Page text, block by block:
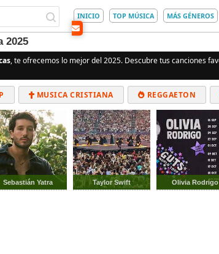
INICIO TOP MÚSICA MÁS GÉNEROS
2025
, te ofrecemos lo mejor del 2025. Descubre tus canciones
MUSICA CRISTIANA REGGAETON
CUMBIAS
Sebastián Yatra Taylor Swift Olivia Rodrigo